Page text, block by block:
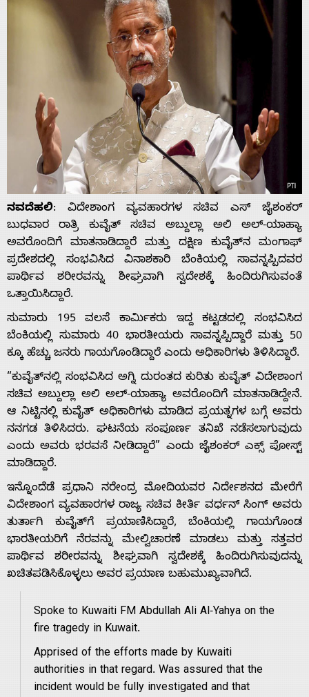
Home
About
Us
Advertise
With
ನವದೆಹಲಿ: ವಿದೇಶಾಂಗ ವ್ಯವಹಾರಗಳ ಸಚಿವ ಎಸ್ ಜೈಶಂಕರ್
ಬುಧವಾರ ರಾತ್ರಿ ಕುವೈತ್ ಸಚಿವ ಅಬ್ದುಲ್ಲಾ ಅಲಿ ಅಲ್-ಯಾಹ್ಯಾ
ಅವರೊಂದಿಗೆ ಮಾತನಾಡಿದ್ದಾರೆ ಮತ್ತು ದಕ್ಷಿಣ ಕುವೈತ್‌ನ ಮಂಗಾಫ್
ಪ್ರದೇಶದಲ್ಲಿ ಸಂಭವಿಸಿದ ವಿನಾಶಕಾರಿ ಬೆಂಕಿಯಲ್ಲಿ ಸಾವನ್ನಪ್ಪಿದವರ
ಪಾರ್ಥಿವ ಶರೀರವನ್ನು ಶೀಘ್ರವಾಗಿ ಸ್ವದೇಶಕ್ಕೆ ಹಿಂದಿರುಗಿಸುವಂತೆ
ಒತ್ತಾಯಿಸಿದ್ದಾರೆ.
ಸುಮಾರು 195 ವಲಸೆ ಕಾರ್ಮಿಕರು ಇದ್ದ ಕಟ್ಟಡದಲ್ಲಿ ಸಂಭವಿಸಿದ
ಬೆಂಕಿಯಲ್ಲಿ ಸುಮಾರು 40 ಭಾರತೀಯರು ಸಾವನ್ನಪ್ಪಿದ್ದಾರೆ ಮತ್ತು 50
ಕ್ಕೂ ಹೆಚ್ಚು ಜನರು ಗಾಯಗೊಂಡಿದ್ದಾರೆ ಎಂದು ಅಧಿಕಾರಿಗಳು ತಿಳಿಸಿದ್ದಾರೆ.
“ಕುವೈತ್‌ನಲ್ಲಿ ಸಂಭವಿಸಿದ ಅಗ್ನಿ ದುರಂತದ ಕುರಿತು ಕುವೈತ್ ವಿದೇಶಾಂಗ
ಸಚಿವ ಅಬ್ದುಲ್ಲಾ ಅಲಿ ಅಲ್-ಯಾಹ್ಯಾ ಅವರೊಂದಿಗೆ ಮಾತನಾಡಿದ್ದೇನೆ.
ಆ ನಿಟ್ಟಿನಲ್ಲಿ ಕುವೈತ್ ಅಧಿಕಾರಿಗಳು ಮಾಡಿದ ಪ್ರಯತ್ನಗಳ ಬಗ್ಗೆ ಅವರು
ನನಗಡ ತಿಳಿಸಿದರು. ಘಟನೆಯ ಸಂಪೂರ್ಣ ತನಿಖೆ ನಡೆಸಲಾಗುವುದು
ಎಂದು ಅವರು ಭರವಸೆ ನೀಡಿದ್ದಾರೆ” ಎಂದು ಜೈಶಂಕರ್ ಎಕ್ಸ್‌ ಪೋಸ್ಟ್‌
ಮಾಡಿದ್ದಾರೆ.
ಇನ್ನೊಂದೆಡೆ ಪ್ರಧಾನಿ ನರೇಂದ್ರ ಮೋದಿಯವರ ನಿರ್ದೇಶನದ ಮೇರೆಗೆ
ವಿದೇಶಾಂಗ ವ್ಯವಹಾರಗಳ ರಾಜ್ಯ ಸಚಿವ ಕೀರ್ತಿ ವರ್ಧನ್ ಸಿಂಗ್ ಅವರು
ತುರ್ತಾಗಿ ಕುವೈತ್‌ಗೆ ಪ್ರಯಾಣಿಸಿದ್ದಾರೆ, ಬೆಂಕಿಯಲ್ಲಿ ಗಾಯಗೊಂಡ
ಭಾರತೀಯರಿಗೆ ನೆರವನ್ನು ಮೇಲ್ವಿಚಾರಣೆ ಮಾಡಲು ಮತ್ತು ಸತ್ತವರ
ಪಾರ್ಥಿವ ಶರೀರವನ್ನು ಶೀಘ್ರವಾಗಿ ಸ್ವದೇಶಕ್ಕೆ ಹಿಂದಿರುಗಿಸುವುದನ್ನು
ಖಚಿತಪಡಿಸಿಕೊಳ್ಳಲು ಅವರ ಪ್ರಯಾಣ ಬಹುಮುಖ್ಯವಾಗಿದೆ.
Spoke to Kuwaiti FM Abdullah Ali Al-Yahya on the
fire tragedy in Kuwait.
Apprised of the efforts made by Kuwaiti
authorities in that regard. Was assured that the
incident would be fully investigated and that